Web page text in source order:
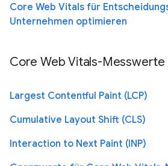
Core Web Vitals für
Unternehmen optimieren
Core Web Vitals-Messwerte
Largest Contentful Paint (LCP)
Cumulative Layout Shift (CLS)
Interaction to Next Paint (INP)